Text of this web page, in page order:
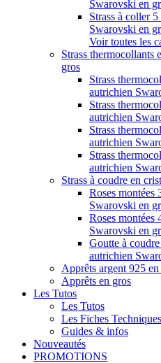
Swarovski en
Strass à coller
Swarovski en
Voir toutes les
Strass thermocollants
gros
Strass
autrichien
Strass
autrichien
Strass
autrichien
Strass
autrichien
Strass à coudre en
Roses montées
Swarovski en
Roses montées
Swarovski en
Goutte à
autrichien
Apprêts argent 925 en
Apprêts en gros
Les Tutos
Les Tutos
Les Fiches Techniques
Guides & infos
Nouveautés
PROMOTIONS